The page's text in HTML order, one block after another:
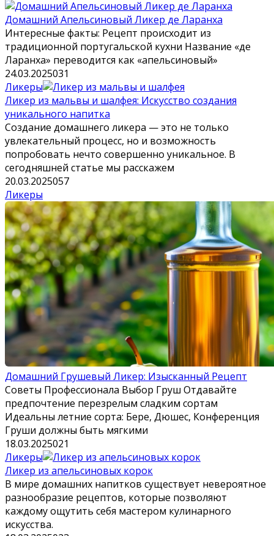
Домашний Апельсиновый Ликер де Ларанха
Интересные факты: Рецепт происходит из
традиционной португальской кухни Название «де
Ларанха» переводится как «апельсиновый»
24.03.2025031
Ликеры
Ликер из мальвы и шалфея: Искусство создания
уникального напитка
Создание домашнего ликера — это не только
увлекательный процесс, но и возможность
попробовать нечто совершенно уникальное. В
сегодняшней статье мы расскажем
20.03.2025057
Ликеры
Домашний Грушевый Ликер: Изысканный Рецепт
Советы Профессионала Выбор Груш Отдавайте
предпочтение перезрелым сладким сортам
Идеальны летние сорта: Бере, Дюшес, Конференция
Груши должны быть мягкими
18.03.2025021
Ликеры
Ликер из апельсиновых корок
В мире домашних напитков существует невероятное
разнообразие рецептов, которые позволяют
каждому ощутить себя мастером кулинарного
искусства.